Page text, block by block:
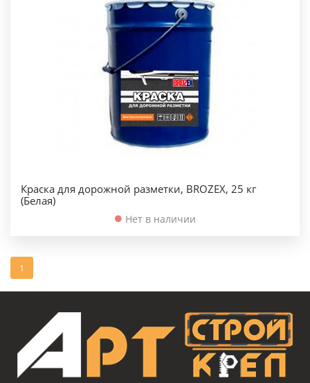
Краска для дорожной разметки, BROZEX, 25 кг
(Белая)
Нет в наличии
1